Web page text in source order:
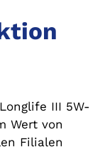
III 5W-
Wert von
Filialen